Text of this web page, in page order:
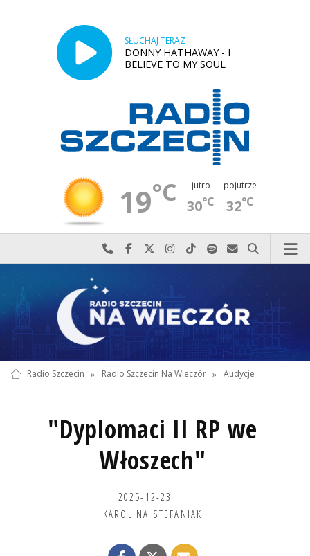
SŁUCHAJ TERAZ
DONNY HATHAWAY - I
BELIEVE TO MY SOUL
19°C jutro
30°C
pojutrze
32°C
Najlepiej po prostu do nas zadzwoń
Odwiedź nas na Facebook-u
Odwiedź nas na X
Odwiedź nas na Instagram-ie
Odwiedź nas na TikTok-u
Szukaj nas na Spotify
Wyślij do nas
Szukaj
Radio Szczecin » Radio Szczecin Na Wieczór » Audycje
"Dyplomaci II RP we
Włoszech"
2025-12-23
KAROLINA STEFANIAK